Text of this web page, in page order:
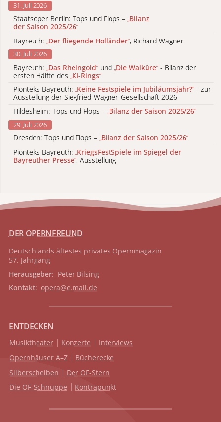
31. Juli 2026
Staatsoper Berlin: Tops und Flops – „Bilanz
der Saison 2025/26“
Bayreuth: „Der fliegende Holländer“, Richard Wagner
30. Juli 2026
Bayreuth: „Das Rheingold“ und „Die Walküre“ - Bilanz der
ersten Hälfte des „KI-Rings“
Pionteks Bayreuth: „Keine Festspiele im Jubiläumsjahr?“ - zur
Ausstellung der Siegfried-Wagner-Gesellschaft 2026
Hildesheim: Tops und Flops – „Bilanz der Saison 2025/26“
29. Juli 2026
Dresden: Tops und Flops – „Bilanz der Saison 2025/26“
Pionteks Bayreuth: „KriegsFestSpiele im Spiegel der
Bayreuther Presse“, Ausstellung
DER OPERNFREUND
Deutschlands ältestes privates Opernmagazin
57. Jahrgang
Herausgeber: Peter Bilsing
Kontakt: opera@e.mail.de
ENTDECKEN
Musiktheater Konzerte
Interviews
Opernhäuser A–Z
Bücherecke
Silberscheiben
Der OF-Stern
Die OF-Schnuppe
Kontrapunkt